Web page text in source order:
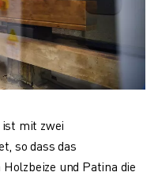
ist mit zwei
so dass das
und Patina die